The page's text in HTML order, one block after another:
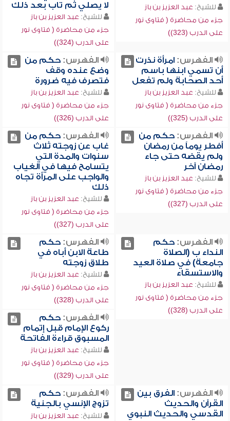
للشيخ: عبد العزيز بن باز
جزء من محاضرة ( فتاوى نور
على الدرب (323))
لا يصلي ثم تاب بعد ذلك
للشيخ: عبد العزيز بن باز
جزء من محاضرة ( فتاوى نور
على الدرب (324))
الفهرس:امرأة نذرت
أن تسمي ابنها باسم
أحد الصحابة ولم تفعل
للشيخ: عبد العزيز بن باز
جزء من محاضرة ( فتاوى نور
على الدرب (325))
الفهرس:حكم من
وضع عنده وقف
فتصرف فيه ضرورة
للشيخ: عبد العزيز بن باز
جزء من محاضرة ( فتاوى نور
على الدرب (326))
الفهرس:حكم من
أفطر يوماً من رمضان
ولم يقضه حتى جاء
رمضان آخر
للشيخ: عبد العزيز بن باز
جزء من محاضرة ( فتاوى نور
على الدرب (327))
الفهرس:حكم من
غاب عن زوجته ثلاث
سنوات والمدة التي
يتسامح فيها في الغياب
والواجب على المرأة تجاه
ذلك
للشيخ: عبد العزيز بن باز
جزء من محاضرة ( فتاوى نور
على الدرب (327))
الفهرس:حكم
النداء ب (الصلاة
جامعة) في صلاة العيد
والاستسقاء
للشيخ: عبد العزيز بن باز
جزء من محاضرة ( فتاوى نور
على الدرب (328))
الفهرس:حكم
طاعة الابن أباه في
طلاق زوجته
للشيخ: عبد العزيز بن باز
جزء من محاضرة ( فتاوى نور
على الدرب (328))
الفهرس:حكم
ركوع الإمام قبل إتمام
المسبوق قراءة الفاتحة
للشيخ: عبد العزيز بن باز
جزء من محاضرة ( فتاوى نور
على الدرب (329))
الفهرس:الفرق بين
القرآن والحديث
القدسي والحديث النبوي
الفهرس:حكم
تزوج الإنسي بالجنية
للشيخ: عبد العزيز بن باز